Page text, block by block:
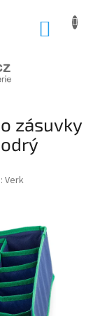
zásuvky
Verk